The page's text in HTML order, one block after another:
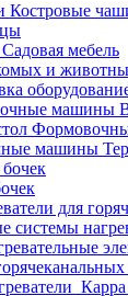
Костровые
Садовая мебель
для